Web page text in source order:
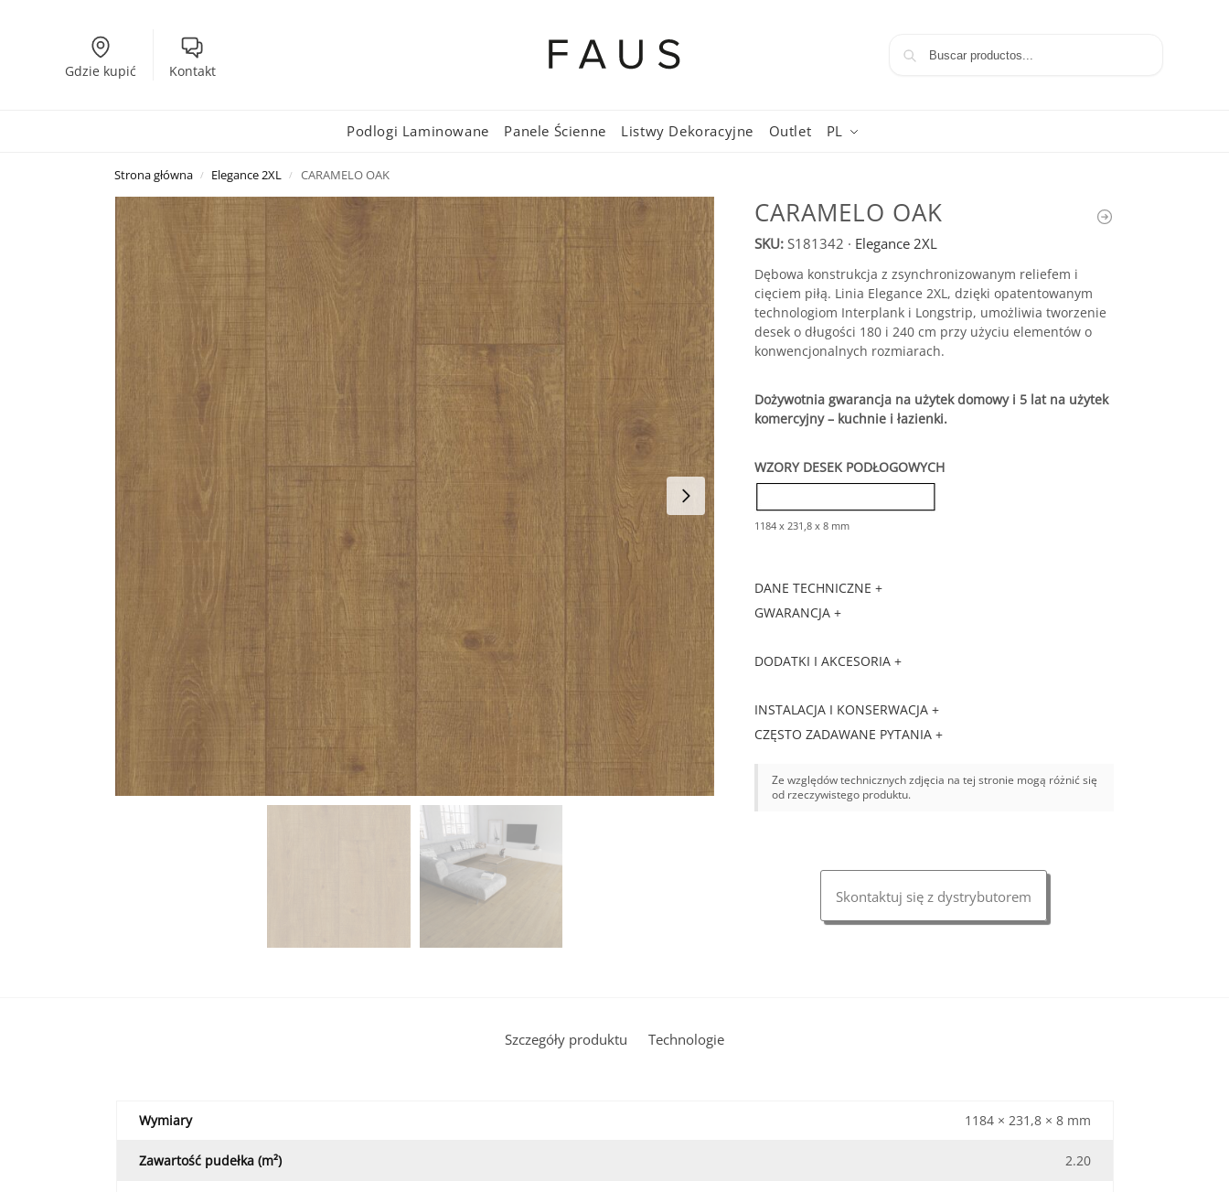
Gdzie kupić Kontakt
Podlogi Laminowane Panele Ścienne Listwy Dekoracyjne Outlet PL
Strona główna / Elegance 2XL / CARAMELO OAK
CARAMELO OAK
SKU:S181342 · Elegance 2XL
Dębowa konstrukcja z zsynchronizowanym reliefem i
cięciem piłą. Linia Elegance 2XL, dzięki opatentowanym
technologiom Interplank i Longstrip, umożliwia tworzenie
desek o długości 180 i 240 cm przy użyciu elementów o
konwencjonalnych rozmiarach.
Dożywotnia gwarancja na użytek domowy i 5 lat na użytek
komercyjny – kuchnie i łazienki.
WZORY DESEK PODŁOGOWYCH
1184 x 231,8 x 8 mm
DANE TECHNICZNE +
GWARANCJA +
DODATKI I AKCESORIA +
INSTALACJA I KONSERWACJA +
CZĘSTO ZADAWANE PYTANIA +
Ze względów technicznych zdjęcia na tej stronie mogą różnić się
od rzeczywistego produktu.
Skontaktuj się z dystrybutorem
Szczegóły produktu Technologie
Wymiary 1184 × 231,8 × 8 mm
Zawartość pudełka (m²) 2.20